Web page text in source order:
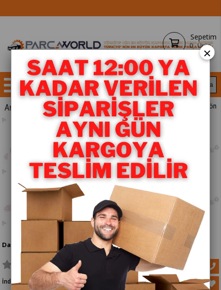
Sepetim
0 Ürün
Anasayfa YEDEK PARÇA < < Önceki Sayfaya Dön
Dacıa Dokker Arka Bagaj Kapağı Camlı Sol 2011
İndirim Oranı %
40
İndirim
×